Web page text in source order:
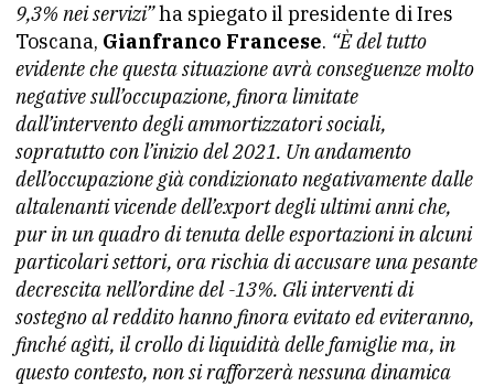
9,3% nei servizi”ha spiegato il presidente di Ires
Toscana, Gianfranco Francese. “È del tutto
evidente che questa situazione avrà conseguenze molto
negative sull’occupazione, finora limitate
dall’intervento degli ammortizzatori sociali,
sopratutto con l’inizio del 2021. Un andamento
dell’occupazione già condizionato negativamente dalle
altalenanti vicende dell’export degli ultimi anni che,
pur in un quadro di tenuta delle esportazioni in alcuni
particolari settori, ora rischia di accusare una pesante
decrescita nell’ordine del -13%. Gli interventi di
sostegno al reddito hanno finora evitato ed eviteranno,
finché agìti, il crollo di liquidità delle famiglie ma, in
questo contesto, non si rafforzerà nessuna dinamica